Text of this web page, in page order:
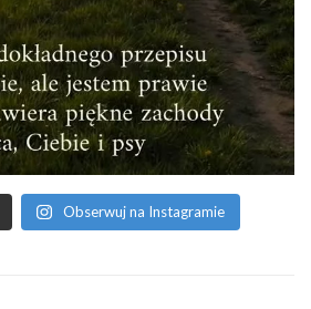
Obserwuj na Instagramie